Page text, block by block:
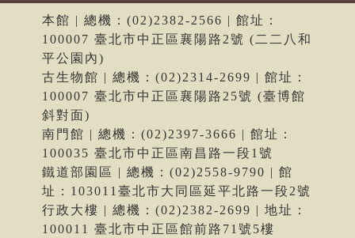
本館 | 總機：(02)2382-2566 | 館址：
100007 臺北市中正區襄陽路2號 (二二八和
平公園內)
古生物館 | 總機：(02)2314-2699 | 館址：
100007 臺北市中正區襄陽路25號 (臺博館
斜對面)
南門館 | 總機：(02)2397-3666 | 館址：
100035 臺北市中正區南昌路一段1號
鐵道部園區 | 總機：(02)2558-9790 | 館
址：103011臺北市大同區延平北路一段2號
行政大樓 | 總機：(02)2382-2699 | 地址：
100011 臺北市中正區館前路71號5樓